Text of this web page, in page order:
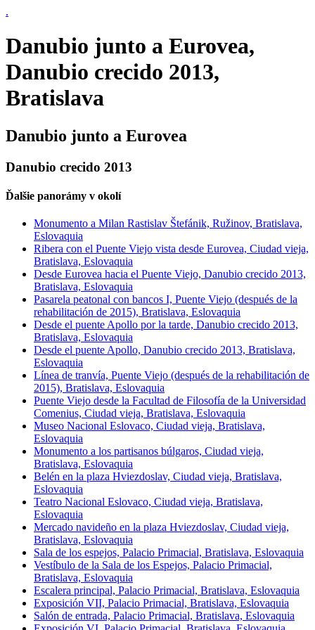
.
Danubio junto a Eurovea,
Danubio crecido 2013,
Bratislava
Danubio junto a Eurovea
Danubio crecido 2013
Ďalšie panorámy v okolí
Monumento a Milan Rastislav Štefánik, Ružinov, Bratislava,
Eslovaquia
Ribera con el Puente Viejo vista desde Eurovea, Ciudad vieja,
Bratislava, Eslovaquia
Desde Eurovea hacia el Puente Viejo, Danubio crecido 2013,
Bratislava, Eslovaquia
Pasarela peatonal con bancos I, Puente Viejo (después de la
rehabilitación de 2015), Bratislava, Eslovaquia
Desde el puente Apollo por la tarde, Danubio crecido 2013,
Bratislava, Eslovaquia
Desde el puente Apollo, Danubio crecido 2013, Bratislava,
Eslovaquia
Línea de tranvía, Puente Viejo (después de la rehabilitación de
2015), Bratislava, Eslovaquia
Puente Viejo desde la Facultad de Filosofía de la Universidad
Comenius, Ciudad vieja, Bratislava, Eslovaquia
Museo Nacional Eslovaco, Ciudad vieja, Bratislava,
Eslovaquia
Monumento a los partisanos búlgaros, Ciudad vieja,
Bratislava, Eslovaquia
Belén en la plaza Hviezdoslav, Ciudad vieja, Bratislava,
Eslovaquia
Teatro Nacional Eslovaco, Ciudad vieja, Bratislava,
Eslovaquia
Mercado navideño en la plaza Hviezdoslav, Ciudad vieja,
Bratislava, Eslovaquia
Sala de los espejos, Palacio Primacial, Bratislava, Eslovaquia
Vestíbulo de la Sala de los Espejos, Palacio Primacial,
Bratislava, Eslovaquia
Escalera principal, Palacio Primacial, Bratislava, Eslovaquia
Exposición VII, Palacio Primacial, Bratislava, Eslovaquia
Salón de entrada, Palacio Primacial, Bratislava, Eslovaquia